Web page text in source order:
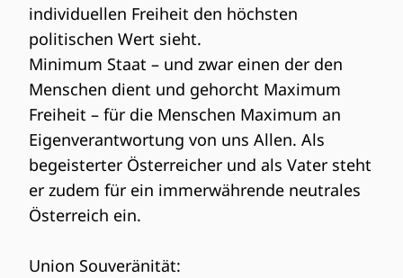
individuellen Freiheit den höchsten
politischen Wert sieht.
Minimum Staat – und zwar einen der den
Menschen dient und gehorcht Maximum
Freiheit – für die Menschen Maximum an
Eigenverantwortung von uns Allen. Als
begeisterter Österreicher und als Vater steht
er zudem für ein immerwährende neutrales
Österreich ein.
Union Souveränität: